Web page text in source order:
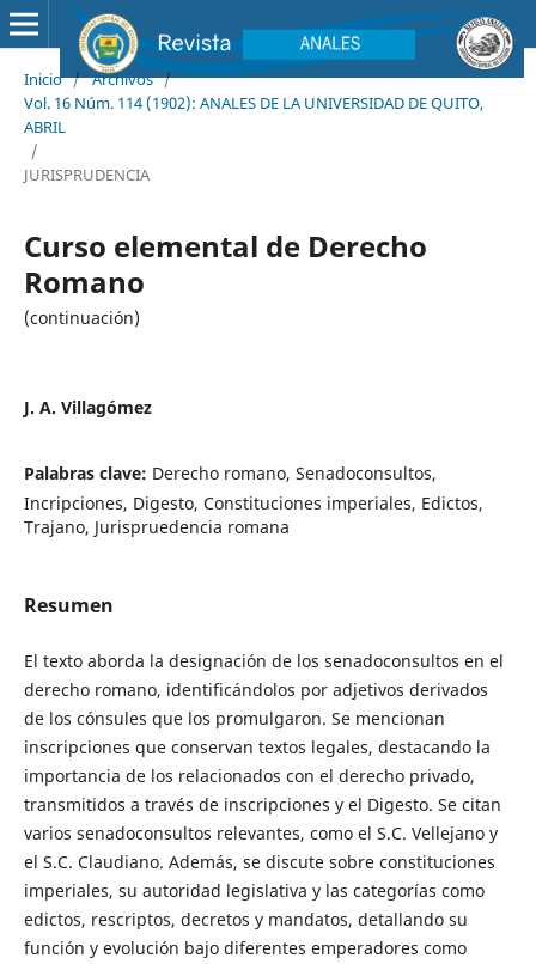
Inicio / Archivos /
Vol. 16 Núm. 114 (1902): ANALES DE LA UNIVERSIDAD DE QUITO,
ABRIL
/
JURISPRUDENCIA
Curso elemental de Derecho
Romano
(continuación)
J. A. Villagómez
Palabras clave: Derecho romano, Senadoconsultos,
Incripciones, Digesto, Constituciones imperiales, Edictos,
Trajano, Jurispruedencia romana
Resumen
El texto aborda la designación de los senadoconsultos en el
derecho romano, identificándolos por adjetivos derivados
de los cónsules que los promulgaron. Se mencionan
inscripciones que conservan textos legales, destacando la
importancia de los relacionados con el derecho privado,
transmitidos a través de inscripciones y el Digesto. Se citan
varios senadoconsultos relevantes, como el S.C. Vellejano y
el S.C. Claudiano. Además, se discute sobre constituciones
imperiales, su autoridad legislativa y las categorías como
edictos, rescriptos, decretos y mandatos, detallando su
función y evolución bajo diferentes emperadores como